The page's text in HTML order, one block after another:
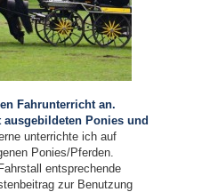
Fahrunterricht an.
Ponies und
unterrichte ich auf
Ponies/Pferden.
entsprechende
zur Benutzung